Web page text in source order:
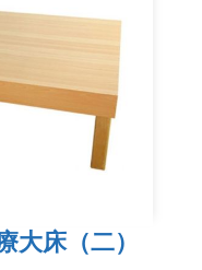
大床（二）